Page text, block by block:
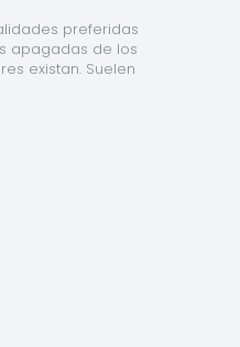
preferidas
apagadas de los
existan. Suelen